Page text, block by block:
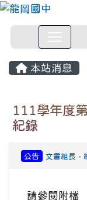
本站消息
111學年度
紀錄
公告 文書組長 -
請參閱附檔